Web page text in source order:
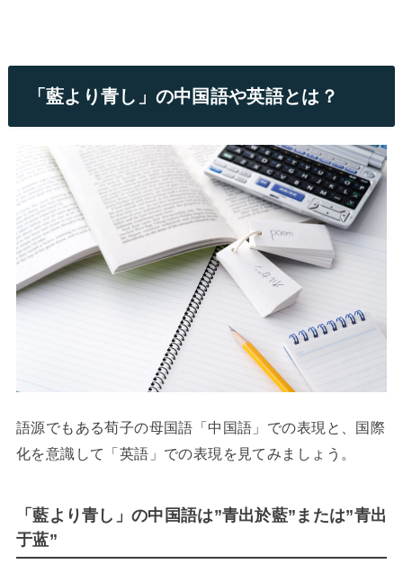
「藍より青し」の中国語や英語とは？
語源でもある荀子の母国語「中国語」での表現と、国際
化を意識して「英語」での表現を見てみましょう。
「藍より青し」の中国語は”青出於藍”または”青出
于蓝”